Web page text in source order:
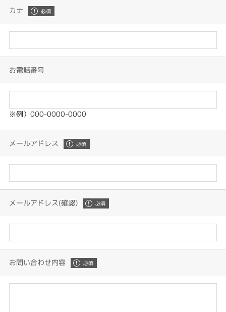
カナ
お電話番号
※例）000-0000-0000
メールアドレス
メールアドレス(確認)
お問い合わせ内容